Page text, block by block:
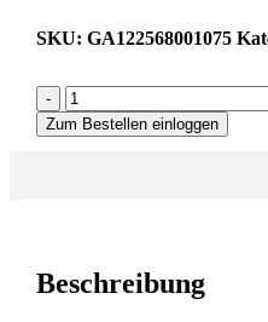
SKU: GA122568001075
-
Zum Bestellen einloggen
Beschreibung